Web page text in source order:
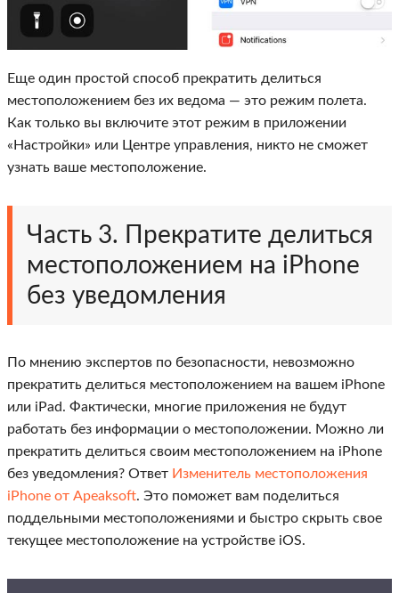
Еще один простой способ прекратить делиться
местоположением без их ведома — это режим полета.
Как только вы включите этот режим в приложении
«Настройки» или Центре управления, никто не сможет
узнать ваше местоположение.
Часть 3. Прекратите делиться
местоположением на iPhone
без уведомления
По мнению экспертов по безопасности, невозможно
прекратить делиться местоположением на вашем iPhone
или iPad. Фактически, многие приложения не будут
работать без информации о местоположении. Можно ли
прекратить делиться своим местоположением на iPhone
без уведомления? Ответ Изменитель местоположения
iPhone от Apeaksoft. Это поможет вам поделиться
поддельными местоположениями и быстро скрыть свое
текущее местоположение на устройстве iOS.